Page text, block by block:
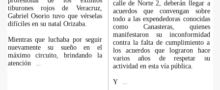
tiburones rojos de Veracruz,
Gabriel Osorio tuvo que vérselas
difíciles en su natal Orizaba.
Mientras que luchaba por seguir
nuevamente su sueño en el
máximo circuito, brindando la
atención
calle de Norte 2, deberán llegar a
acuerdos que convengan sobre
todo a las expendedoras conocidas
como Canasteras, quienes
manifestaron su inconformidad
contra la falta de cumplimiento a
los acuerdos que lograron hace
varios años de respetar su
actividad en esta vía pública.
Y